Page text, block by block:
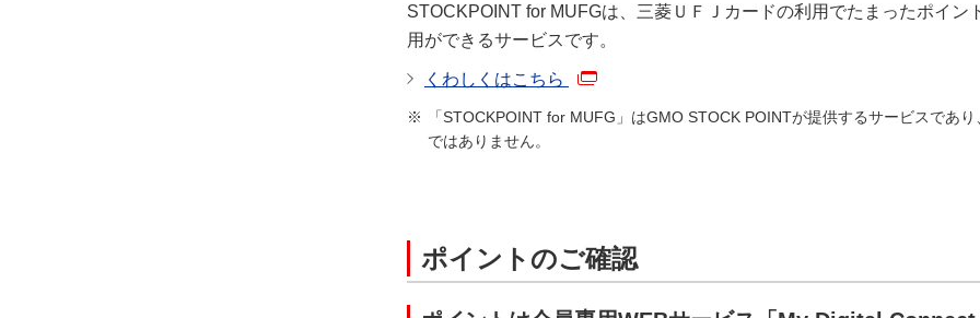
STOCKPOINT for MUFGは、三菱ＵＦＪカードの利用でたまったポイ
用ができるサービスです。
くわしくはこちら
「STOCKPOINT for MUFG」はGMO STOCK POINTが提供するサービスであ
ではありません。
ポイントのご確認